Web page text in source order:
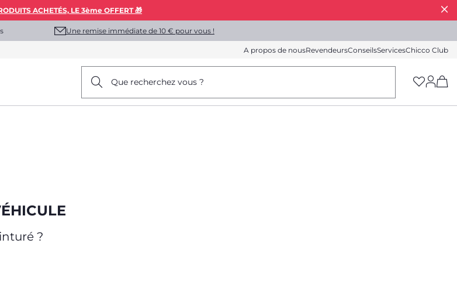
ACHETÉS, LE 3ème OFFERT 🎁
Une remise immédiate de 10 € pour vous !
A propos de nousRevendeursConseilsServicesChicco Club
Que recherchez vous ?
?